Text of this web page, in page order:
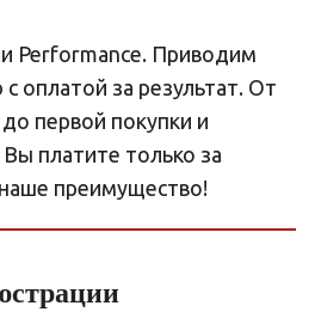
Performance. Приводим
оплатой за результат. От
первой покупки и
платите только за
преимущество!